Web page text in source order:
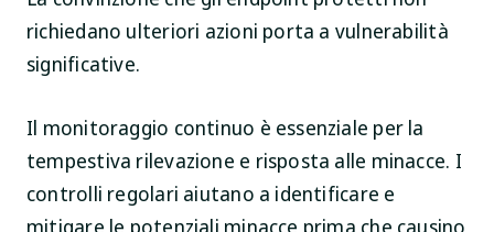
richiedano ulteriori azioni porta a vulnerabilità
significative.
Il monitoraggio continuo è essenziale per la
tempestiva rilevazione e risposta alle minacce. I
controlli regolari aiutano a identificare e